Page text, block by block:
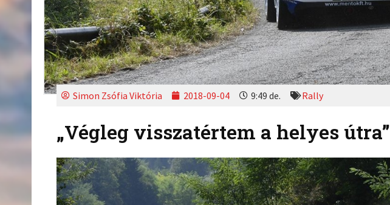
Simon Zsófia Viktória 2018-09-04 9:49 de. Rally
„Végleg visszatértem a helyes útra”